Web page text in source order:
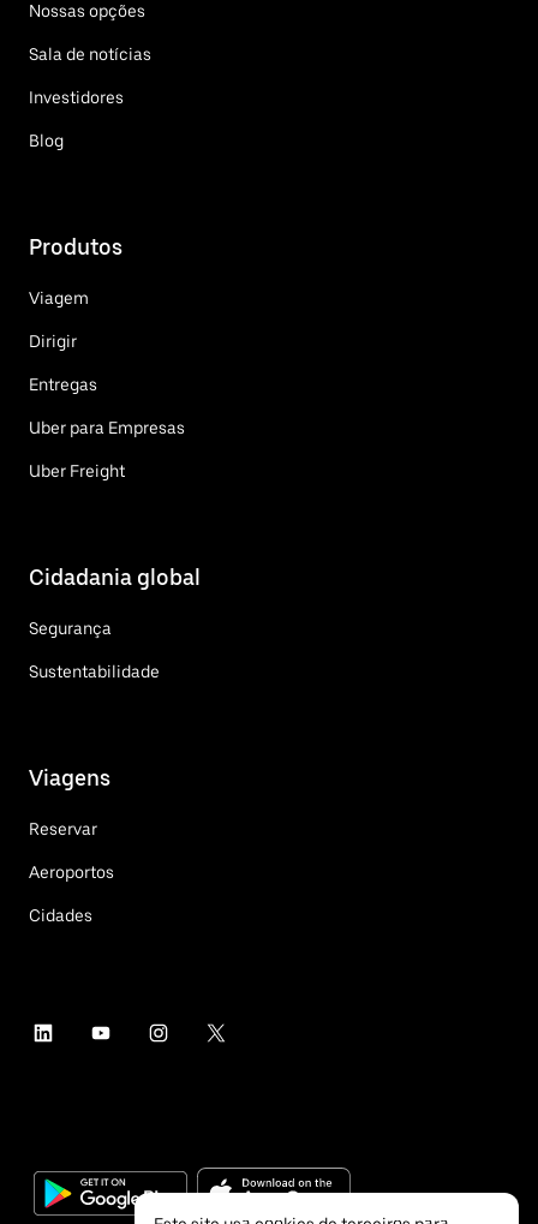
Nossas opções
Sala de notícias
Investidores
Blog
Produtos
Viagem
Dirigir
Entregas
Uber para Empresas
Uber Freight
Cidadania global
Segurança
Sustentabilidade
Viagens
Reservar
Aeroportos
Cidades